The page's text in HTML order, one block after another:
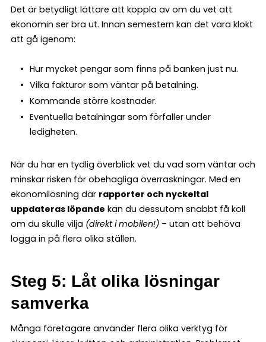
Det är betydligt lättare att koppla av om du vet att
ekonomin ser bra ut. Innan semestern kan det vara klokt
att gå igenom:
Hur mycket pengar som finns på banken just nu.
Vilka fakturor som väntar på betalning.
Kommande större kostnader.
Eventuella betalningar som förfaller under
ledigheten.
När du har en tydlig överblick vet du vad som väntar och
minskar risken för obehagliga överraskningar. Med en
ekonomilösning där rapporter och nyckeltal
uppdateras löpande kan du dessutom snabbt få koll
om du skulle vilja (direkt i mobilen!) – utan att behöva
logga in på flera olika ställen.
Steg 5: Låt olika lösningar
samverka
Många företagare använder flera olika verktyg för